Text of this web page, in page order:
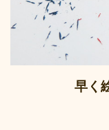
早く